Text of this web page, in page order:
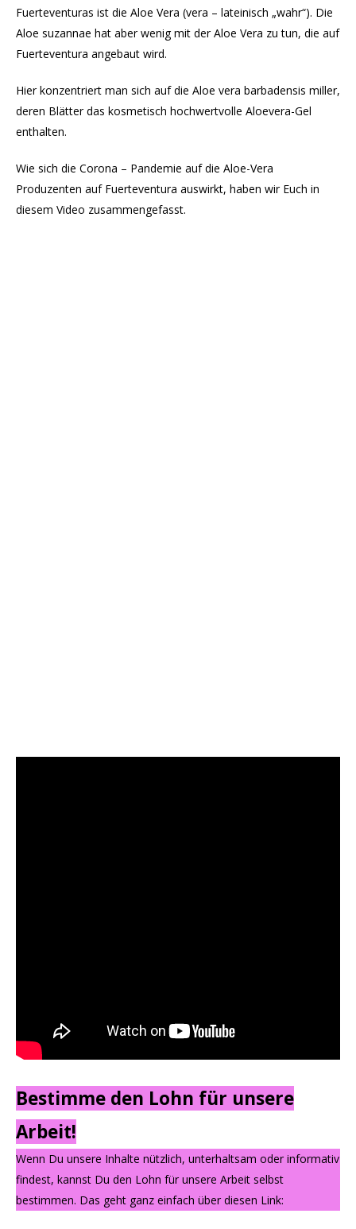
Fuerteventuras ist die Aloe Vera (vera – lateinisch „wahr“). Die
Aloe suzannae hat aber wenig mit der Aloe Vera zu tun, die auf
Fuerteventura angebaut wird.
Hier konzentriert man sich auf die Aloe vera barbadensis miller,
deren Blätter das kosmetisch hochwertvolle Aloevera-Gel
enthalten.
Wie sich die Corona – Pandemie auf die Aloe-Vera
Produzenten auf Fuerteventura auswirkt, haben wir Euch in
diesem Video zusammengefasst.
Bestimme den Lohn für unsere
Arbeit!
Wenn Du unsere Inhalte nützlich, unterhaltsam oder informativ
findest, kannst Du den Lohn für unsere Arbeit selbst
bestimmen. Das geht ganz einfach über diesen Link: